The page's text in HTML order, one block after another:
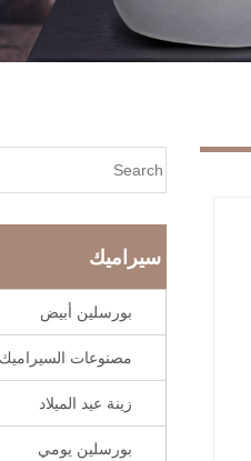
سيراميك
بورسلين أبيض
مصنوعات السيراميك
زينة عيد الميلاد
بورسلين يومي